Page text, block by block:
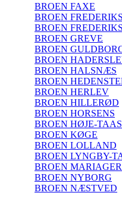
BROEN FAXE
BROEN
BROEN
BROEN GREVE
BROEN
BROEN
BROEN HALSNÆS
BROEN
BROEN HERLEV
BROEN HILLERØD
BROEN HORSENS
BROEN HØJE-
BROEN KØGE
BROEN LOLLAND
BROEN LYNGBY-
BROEN
BROEN NYBORG
BROEN NÆSTVED